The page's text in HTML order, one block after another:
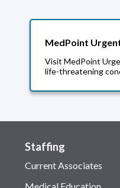
MedPoint
Visit MedPoint
life-threatening
Staffing
Current Associates